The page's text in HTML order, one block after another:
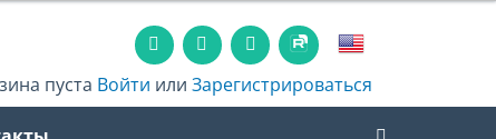
пуста Войти илиЗарегистрироваться